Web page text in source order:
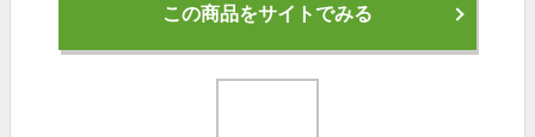
この商品をサイトでみる